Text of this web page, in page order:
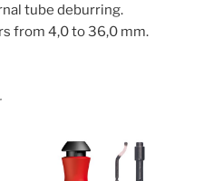
tube deburring.
from 4,0 to 36,0 mm.